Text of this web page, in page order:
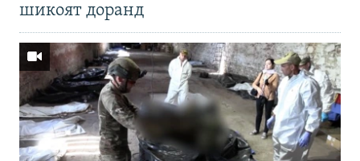
шикоят доранд